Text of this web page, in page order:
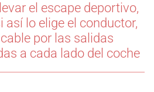
el escape deportivo,
así lo elige el conductor,
por las salidas
a cada lado del coche